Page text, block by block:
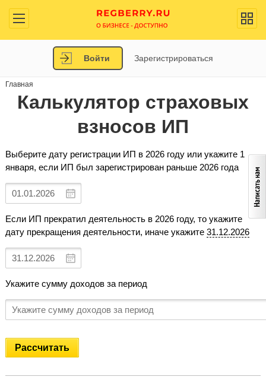
Войти Зарегистрироваться
Главная
Калькулятор страховых
взносов ИП
Выберите дату регистрации ИП в 2026 году или укажите 1
января, если ИП был зарегистрирован раньше 2026 года
Если ИП прекратил деятельность в 2026 году, то укажите
дату прекращения деятельности, иначе укажите 31.12.2026
Укажите сумму доходов за период
Рассчитать